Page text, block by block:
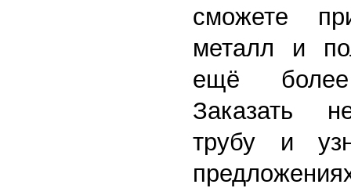
сможете
металл и
ещё
Заказать
трубу и